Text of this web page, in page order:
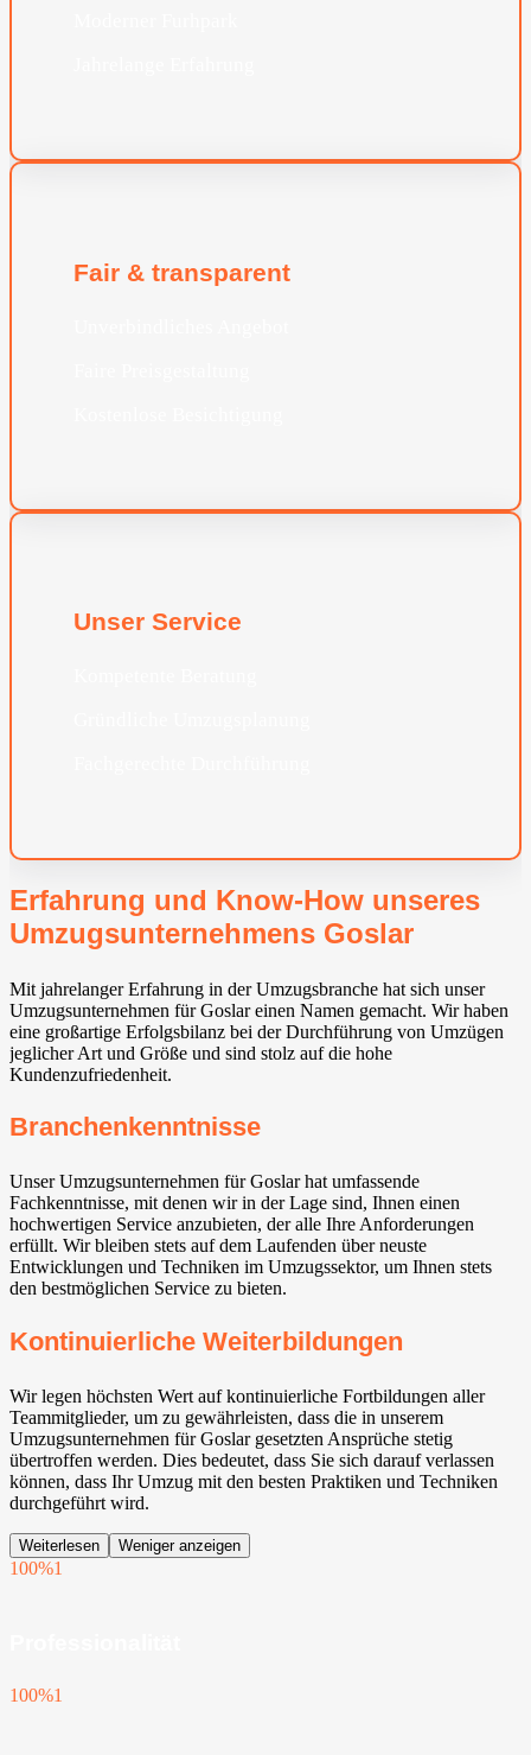
Fair & transparent
Unser Service
Erfahrung und Know-How unseres
Umzugsunternehmens Goslar
Mit jahrelanger Erfahrung in der Umzugsbranche hat sich unser
Umzugsunternehmen für Goslar einen Namen gemacht. Wir haben
eine großartige Erfolgsbilanz bei der Durchführung von Umzügen
jeglicher Art und Größe und sind stolz auf die hohe
Kundenzufriedenheit.
Branchenkenntnisse
Unser Umzugsunternehmen für Goslar hat umfassende
Fachkenntnisse, mit denen wir in der Lage sind, Ihnen einen
hochwertigen Service anzubieten, der alle Ihre Anforderungen
erfüllt. Wir bleiben stets auf dem Laufenden über neuste
Entwicklungen und Techniken im Umzugssektor, um Ihnen stets
den bestmöglichen Service zu bieten.
Kontinuierliche Weiterbildungen
Wir legen höchsten Wert auf kontinuierliche Fortbildungen aller
Teammitglieder, um zu gewährleisten, dass die in unserem
Umzugsunternehmen für Goslar gesetzten Ansprüche stetig
übertroffen werden. Dies bedeutet, dass Sie sich darauf verlassen
können, dass Ihr Umzug mit den besten Praktiken und Techniken
durchgeführt wird.
Weiterlesen Weniger anzeigen
100%1
100%1